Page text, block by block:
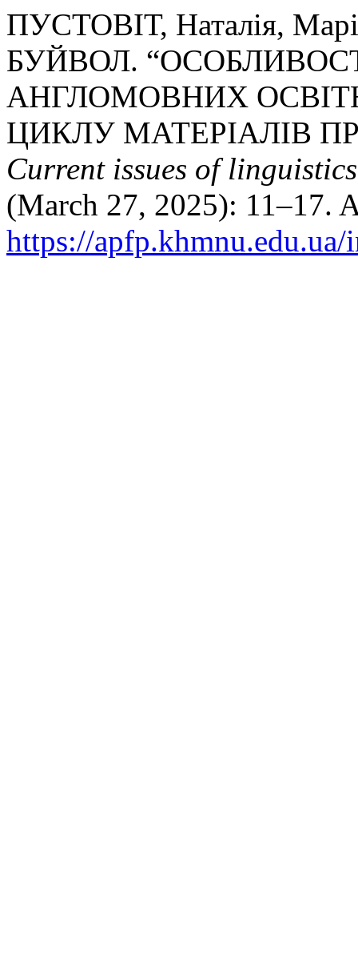
ПУСТОВІТ, Наталія,
БУЙВОЛ.
АНГЛОМОВНИХ
ЦИКЛУ МАТЕРІАЛІВ
Current issues of
(March 27, 2025): 11–17.
https://